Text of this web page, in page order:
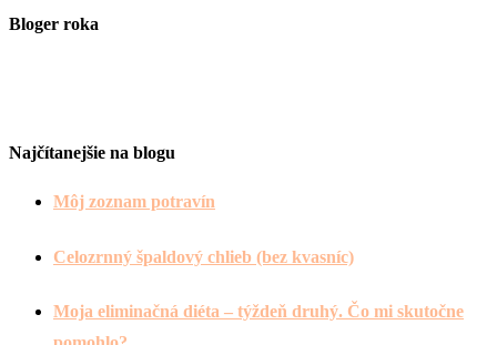
Bloger roka
Najčítanejšie na blogu
Môj zoznam potravín
Celozrnný špaldový chlieb (bez kvasníc)
Moja eliminačná diéta – týždeň druhý. Čo mi skutočne